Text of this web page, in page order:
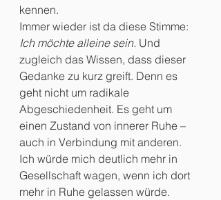
kennen.
Immer wieder ist da diese Stimme:
Ich möchte alleine sein. Und
zugleich das Wissen, dass dieser
Gedanke zu kurz greift. Denn es
geht nicht um radikale
Abgeschiedenheit. Es geht um
einen Zustand von innerer Ruhe –
auch in Verbindung mit anderen.
Ich würde mich deutlich mehr in
Gesellschaft wagen, wenn ich dort
mehr in Ruhe gelassen würde.